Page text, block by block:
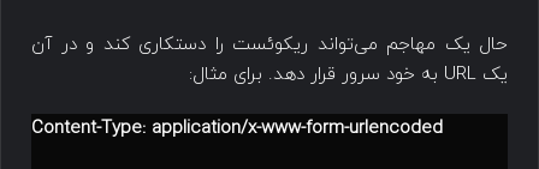
حال یک مهاجم می‌تواند ریکوئست را دستکاری کند و در آن
یک URL به خود سرور قرار دهد. برای مثال:
Content-Type: application/x-www-form-urlencoded